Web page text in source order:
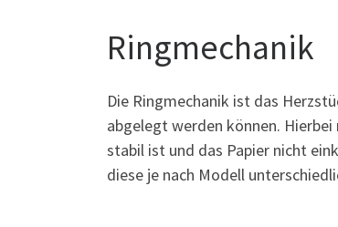
Ringmechanik
Die Ringmechanik ist das
abgelegt werden können.
stabil ist und das Papier nicht
diese je nach Modell